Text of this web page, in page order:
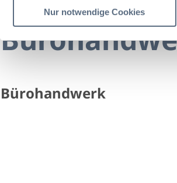
Nur notwendige Cookies
Bürohandwerk